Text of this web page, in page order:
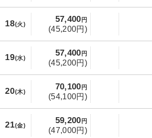
18(火)
57,400 円
(45,200円)
19(水)
57,400 円
(45,200円)
20(木)
70,100 円
(54,100円)
21(金)
59,200 円
(47,000円)